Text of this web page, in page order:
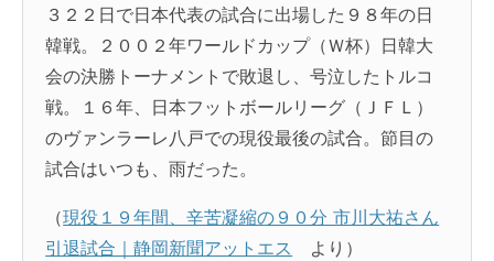
３２２日で日本代表の試合に出場した９８年の日
韓戦。２００２年ワールドカップ（Ｗ杯）日韓大
会の決勝トーナメントで敗退し、号泣したトルコ
戦。１６年、 日本フットボールリーグ （ＪＦＬ）
のヴァンラーレ八戸での現役最後の試合。節目の
試合はいつも、雨だった。
（現役１９年間、辛苦凝縮の９０分 市川大祐さん
引退試合｜静岡新聞アットエス
より）